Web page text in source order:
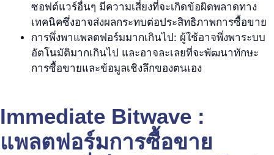
ซอฟต์แวร์อื่นๆ มีความเสี่ยงที่จะเกิดข้อผิดพลาดทาง
เทคนิคซึ่งอาจส่งผลกระทบต่อประสิทธิภาพการซื้อขาย
การพึ่งพาแพลตฟอร์มมากเกินไป: ผู้ใช้อาจพึ่งพาระบบ
อัตโนมัติมากเกินไป และอาจละเลยที่จะพัฒนาทักษะ
การซื้อขายและข้อมูลเชิงลึกของตนเอง
Immediate Bitwave :
แพลตฟอร์มการซื้อขาย